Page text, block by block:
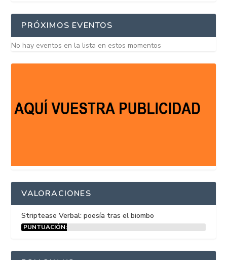
PRÓXIMOS EVENTOS
No hay eventos en la lista en estos momentos
VALORACIONES
Striptease Verbal: poesía tras el biombo
PUNTUACIÓN: